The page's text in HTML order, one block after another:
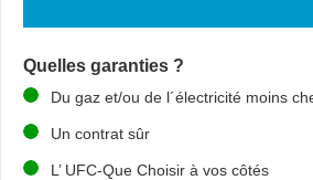
Quelles garanties ?
Du gaz et/ou de l´électricité moins
Un contrat sûr
L’ UFC-Que Choisir à vos côtés